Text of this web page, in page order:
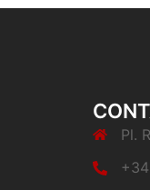
Pl.